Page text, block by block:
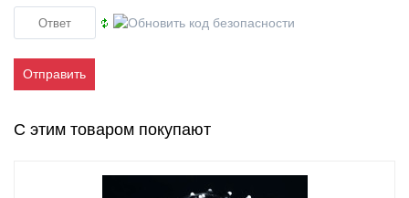
Отправить
С этим товаром покупают